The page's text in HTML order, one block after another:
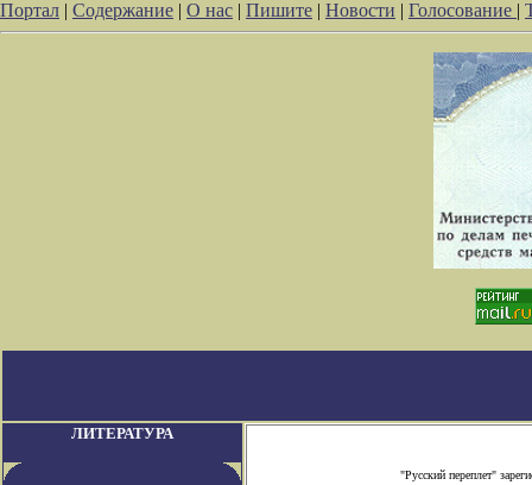
Портал | Содержание | О нас | Пишите | Новости | Голосование |
ЛИТЕРАТУРА
"Русский переплет"